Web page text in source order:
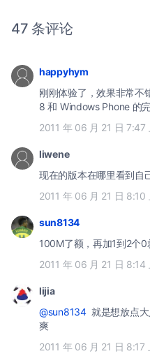
47 条评论
happyhym
刚刚体验了，效果非常不
8 和 Windows Phone 的完
2011 年 06 月 21 日 7:47
liwene
现在的版本在哪里看到自
2011 年 06 月 21 日 8:10
sun8134
2011 年 06 月 21 日 8:14
lijia
@sun8134就是想放点大
爽
2011 年 06 月 21 日 8:17